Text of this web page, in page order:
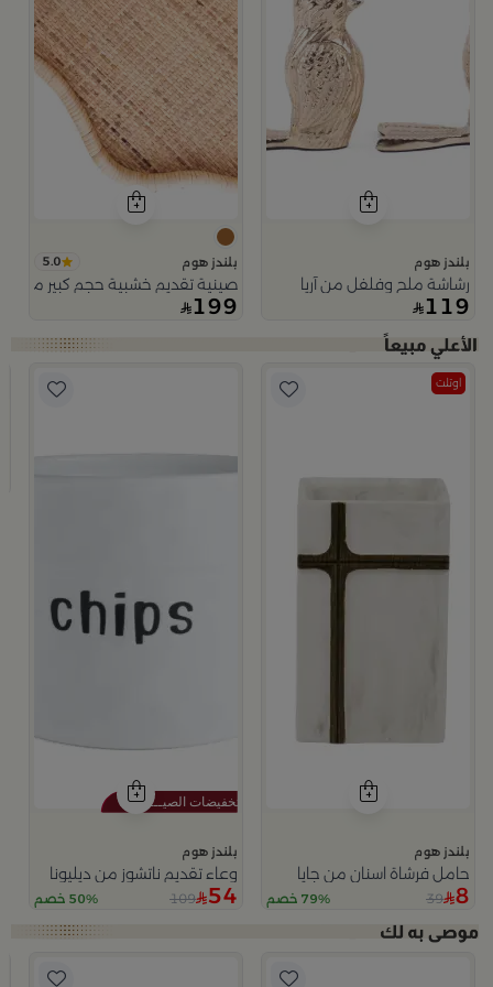
بلندز هوم
رشاشة ملح وفلفل من آريا
119
بلندز هوم 5.0
صينية تقديم خشبية حجم كبير من
199
اوتلت
بلندز هوم
حامل فرشاة اسنان من جايا
8
39 79% خصم
بلندز هوم
وعاء تقديم ناتشوز من ديليونا
54
109 50% خصم